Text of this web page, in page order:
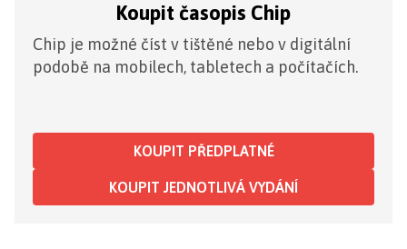
Koupit časopis Chip
Chip je možné číst v tištěné nebo v digitální
podobě na mobilech, tabletech a počítačích.
KOUPIT PŘEDPLATNÉ
KOUPIT JEDNOTLIVÁ VYDÁNÍ